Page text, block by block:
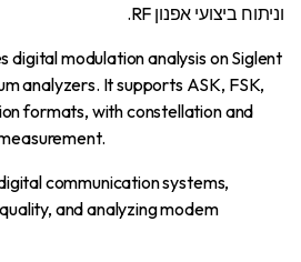
וניתוח ביצועי אפנון RF.
digital modulation analysis on Siglent
analyzers. It supports ASK, FSK,
formats, with constellation and
communication systems,
and analyzing modem